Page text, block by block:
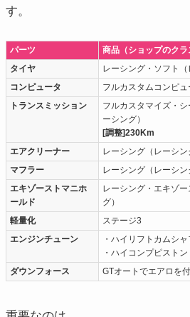
す。
パーツ
商品（ショップのクラ
タイヤ
レーシング・ソフト（
コンピュータ
フルカスタムコンピュ
トランスミッション
フルカスタマイズ・
ーシング）
[調整]230Km
エアクリーナー
レーシング（レーシン
マフラー
レーシング（レーシン
エキゾーストマニホ
ールド
レーシング・エキゾ
グ）
軽量化
ステージ3
エンジンチューン
・ハイリフトカムシャ
・ハイコンプピストン
ダウンフォース
GTオートでエアロを